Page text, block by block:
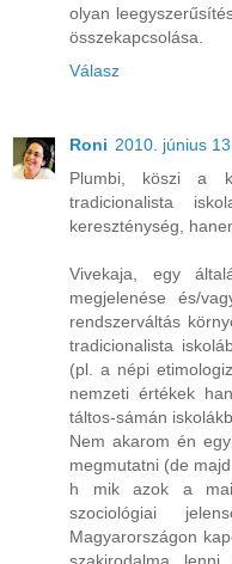
olyan
összekapcsolása.
Válasz
Roni 2010. június
Plumbi, köszi a
tradicionalista
kereszténység,
Vivekaja, egy
megjelenése és/
rendszerváltás
tradicionalista
(pl. a népi
nemzeti értékek
táltos-sámán
Nem akarom én
megmutatni (de
h mik azok a mai
szociológiai
Magyarországon
szakirodalma